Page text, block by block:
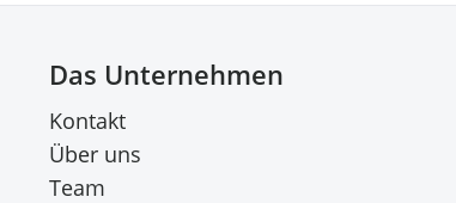
Das Unternehmen
Kontakt
Über uns
Team